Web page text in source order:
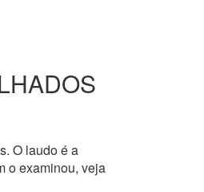
O laudo é a
o examinou, veja